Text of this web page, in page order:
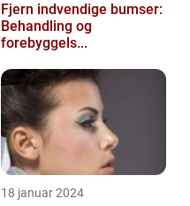
Fjern indvendige bumser:
Behandling og
forebyggels...
18 januar 2024